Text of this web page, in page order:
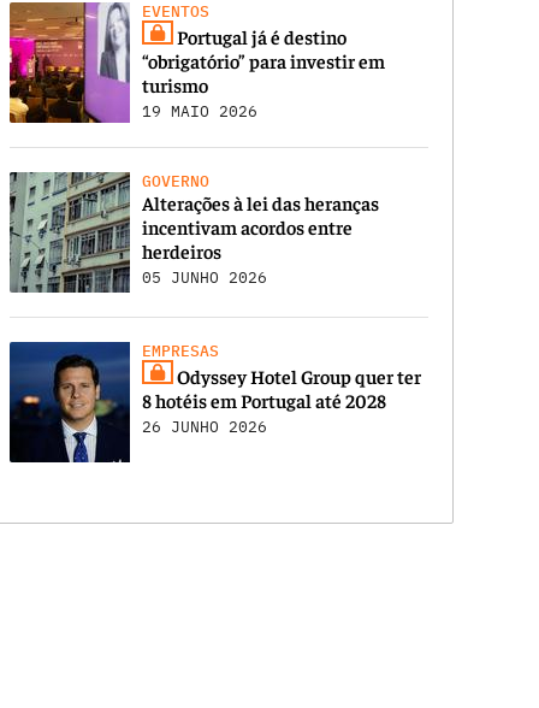
EVENTOS
Portugal já é destino
“obrigatório” para investir em
turismo
19 MAIO 2026
GOVERNO
Alterações à lei das heranças
incentivam acordos entre
herdeiros
05 JUNHO 2026
EMPRESAS
Odyssey Hotel Group quer ter
8 hotéis em Portugal até 2028
26 JUNHO 2026